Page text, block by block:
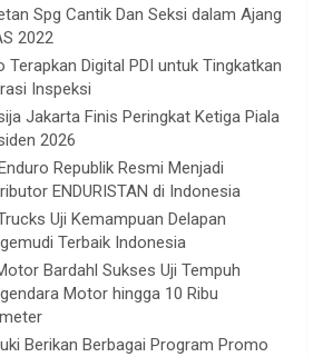
Spg Cantik Dan Seksi dalam Ajang
2022
Terapkan Digital PDI untuk Tingkatkan
Inspeksi
Jakarta Finis Peringkat Ketiga Piala
2026
Republik Resmi Menjadi
ENDURISTAN di Indonesia
Uji Kemampuan Delapan
Terbaik Indonesia
Bardahl Sukses Uji Tempuh
Motor hingga 10 Ribu
Berikan Berbagai Program Promo